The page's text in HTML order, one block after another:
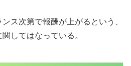
ス次第で報酬が上がるという、
してはなっている。